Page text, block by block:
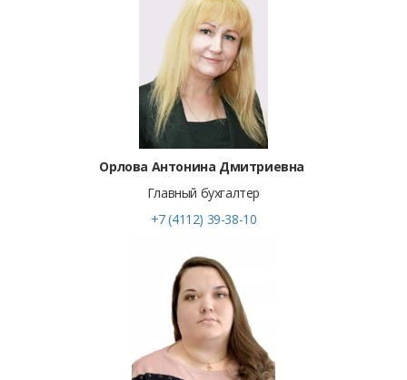
Орлова Антонина Дмитриевна
Главный бухгалтер
+7 (4112) 39-38-10